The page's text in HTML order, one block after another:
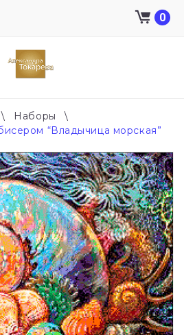
0
\ Наборы
\
“Владычица морская”